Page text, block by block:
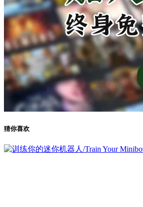
猜你喜欢